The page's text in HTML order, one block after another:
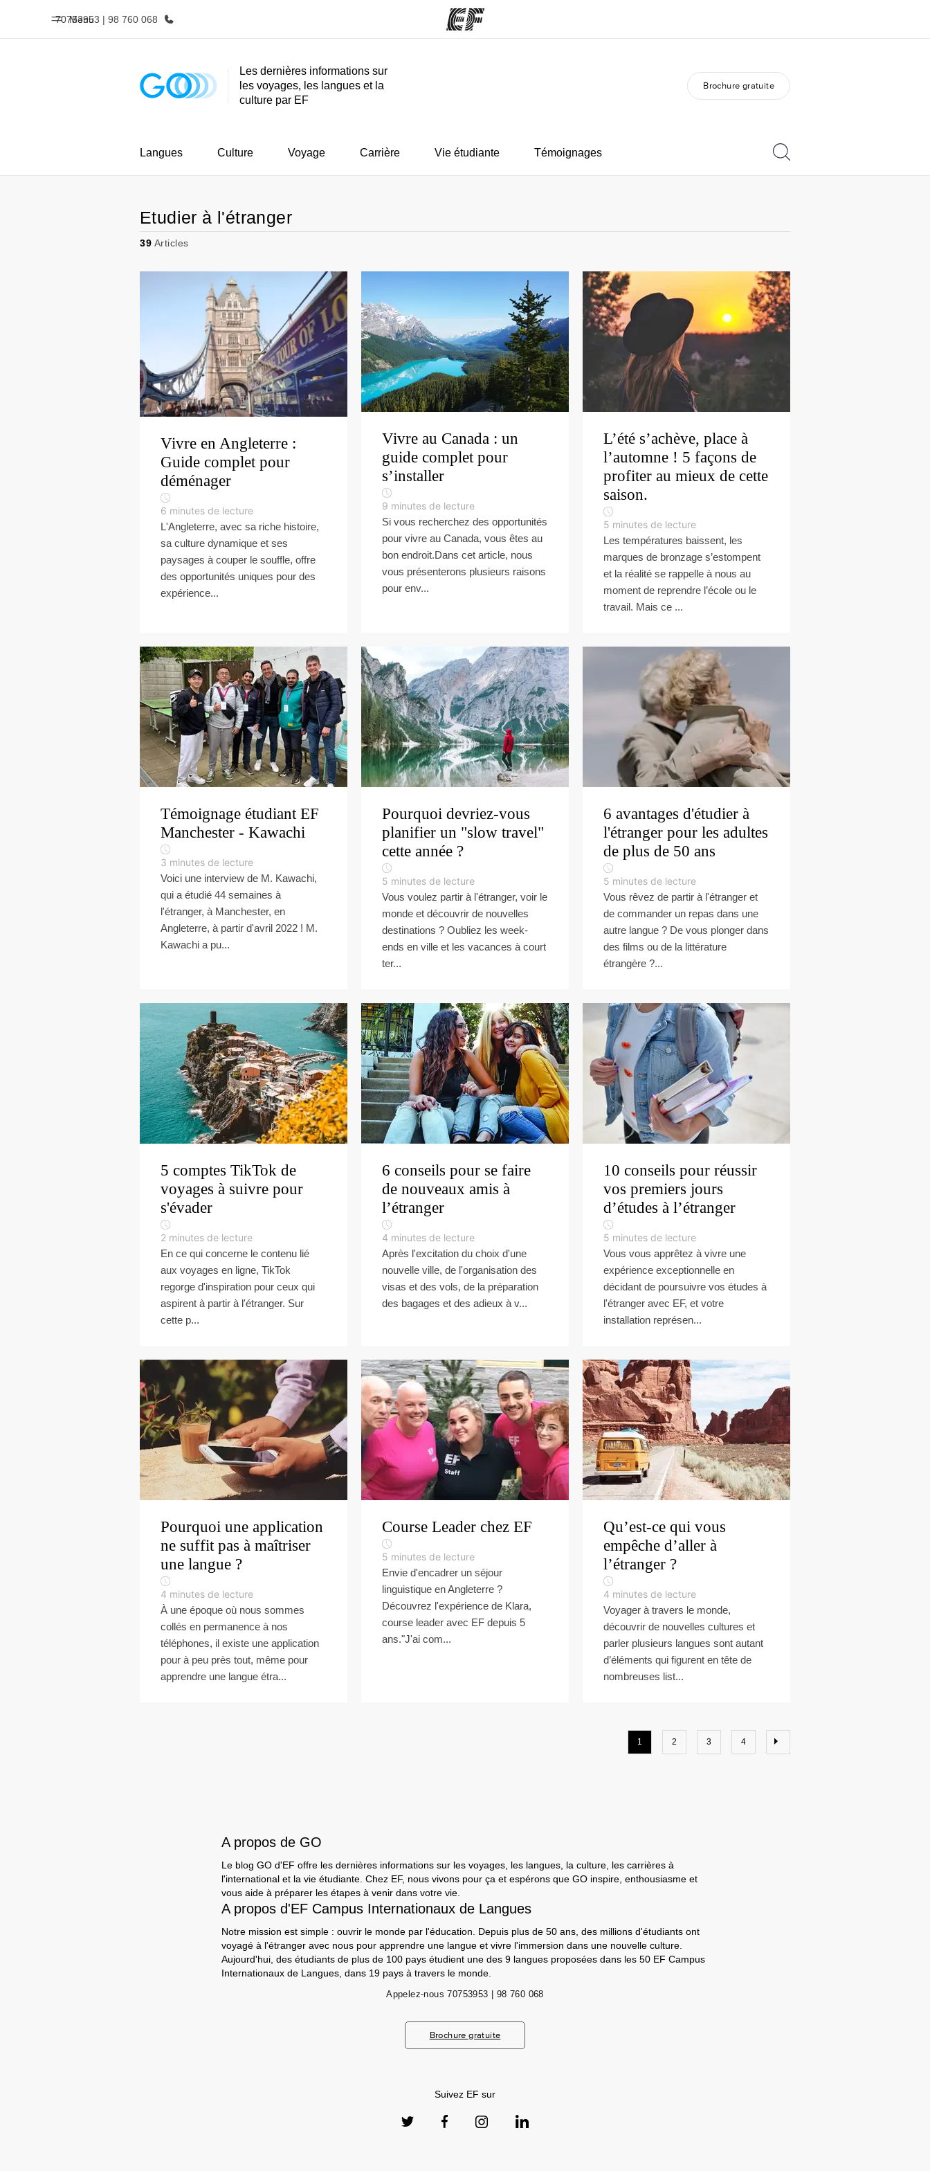
Menu
70753953 | 98 760 068
Accueil Programmes
Nos offres
EF recrute
Les dernières informations sur
les voyages, les langues et la
culture par EF
Brochure gratuite
Langues Culture Voyage Carrière Vie étudiante Témoignages
Etudier à l'étranger
39 Articles
Vivre en Angleterre :
Guide complet pour
déménager
6 minutes de lecture
L'Angleterre, avec sa riche histoire,
sa culture dynamique et ses
paysages à couper le souffle, offre
des opportunités uniques pour des
expérience...
Vivre au Canada : un
guide complet pour
s’installer
9 minutes de lecture
Si vous recherchez des opportunités
pour vivre au Canada, vous êtes au
bon endroit.Dans cet article, nous
vous présenterons plusieurs raisons
pour env...
L’été s’achève, place à
l’automne ! 5 façons de
profiter au mieux de cette
saison.
5 minutes de lecture
Les températures baissent, les
marques de bronzage s’estompent
et la réalité se rappelle à nous au
moment de reprendre l’école ou le
travail. Mais ce ...
Témoignage étudiant EF
Manchester - Kawachi
3 minutes de lecture
Voici une interview de M. Kawachi,
qui a étudié 44 semaines à
l'étranger, à Manchester, en
Angleterre, à partir d'avril 2022 ! M.
Kawachi a pu...
Pourquoi devriez-vous
planifier un "slow travel"
cette année ?
5 minutes de lecture
Vous voulez partir à l'étranger, voir le
monde et découvrir de nouvelles
destinations ? Oubliez les week-
ends en ville et les vacances à court
ter...
6 avantages d'étudier à
l'étranger pour les adultes
de plus de 50 ans
5 minutes de lecture
Vous rêvez de partir à l'étranger et
de commander un repas dans une
autre langue ? De vous plonger dans
des films ou de la littérature
étrangère ?...
5 comptes TikTok de
voyages à suivre pour
s'évader
2 minutes de lecture
En ce qui concerne le contenu lié
aux voyages en ligne, TikTok
regorge d'inspiration pour ceux qui
aspirent à partir à l'étranger. Sur
cette p...
6 conseils pour se faire
de nouveaux amis à
l’étranger
4 minutes de lecture
Après l'excitation du choix d'une
nouvelle ville, de l'organisation des
visas et des vols, de la préparation
des bagages et des adieux à v...
10 conseils pour réussir
vos premiers jours
d’études à l’étranger
5 minutes de lecture
Vous vous apprêtez à vivre une
expérience exceptionnelle en
décidant de poursuivre vos études à
l'étranger avec EF, et votre
installation représen...
Pourquoi une application
ne suffit pas à maîtriser
une langue ?
4 minutes de lecture
À une époque où nous sommes
collés en permanence à nos
téléphones, il existe une application
pour à peu près tout, même pour
apprendre une langue étra...
Course Leader chez EF
5 minutes de lecture
Envie d'encadrer un séjour
linguistique en Angleterre ?
Découvrez l'expérience de Klara,
course leader avec EF depuis 5
ans."J'ai com...
Qu’est-ce qui vous
empêche d’aller à
l’étranger ?
4 minutes de lecture
Voyager à travers le monde,
découvrir de nouvelles cultures et
parler plusieurs langues sont autant
d’éléments qui figurent en tête de
nombreuses list...
1 2 3 4
A propos de GO
Le blog GO d'EF offre les dernières informations sur les voyages, les langues, la culture, les carrières à
l'international et la vie étudiante. Chez EF, nous vivons pour ça et espérons que GO inspire, enthousiasme et
vous aide à préparer les étapes à venir dans votre vie.
A propos d'EF Campus Internationaux de Langues
Notre mission est simple : ouvrir le monde par l'éducation. Depuis plus de 50 ans, des millions d'étudiants ont
voyagé à l'étranger avec nous pour apprendre une langue et vivre l'immersion dans une nouvelle culture.
Aujourd'hui, des étudiants de plus de 100 pays étudient une des 9 langues proposées dans les 50 EF Campus
Internationaux de Langues, dans 19 pays à travers le monde.
Appelez-nous 70753953 | 98 760 068
Brochure gratuite
Suivez EF sur